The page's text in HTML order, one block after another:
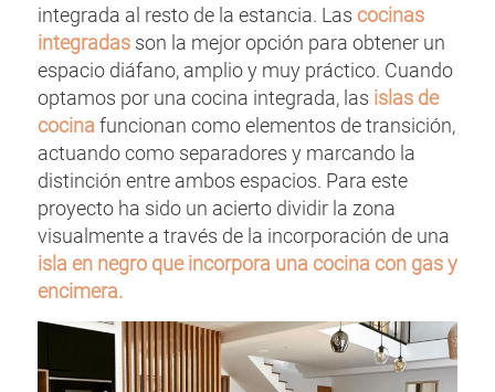
integrada al resto de la estancia. Las cocinas
integradasson la mejor opción para obtener un
espacio diáfano, amplio y muy práctico. Cuando
optamos por una cocina integrada, las islas de
cocina funcionan como elementos de transición,
actuando como separadores y marcando la
distinción entre ambos espacios. Para este
proyecto ha sido un acierto dividir la zona
visualmente a través de la incorporación de una
isla en negro que incorpora una cocina con gas y
encimera.